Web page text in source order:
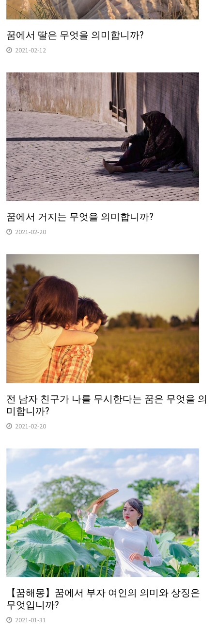
꿈에서 딸은 무엇을 의미합니까?
2021-02-12
꿈에서 거지는 무엇을 의미합니까?
2021-02-20
전 남자 친구가 나를 무시한다는 꿈은 무엇을 의
미합니까?
2021-02-20
【꿈해몽】꿈에서 부자 여인의 의미와 상징은
무엇입니까?
2021-01-31